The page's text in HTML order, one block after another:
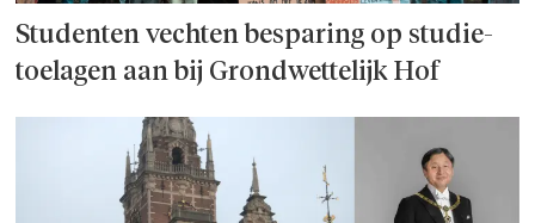
Studenten vechten besparing op studie­
toelagen aan bij Grondwettelijk Hof